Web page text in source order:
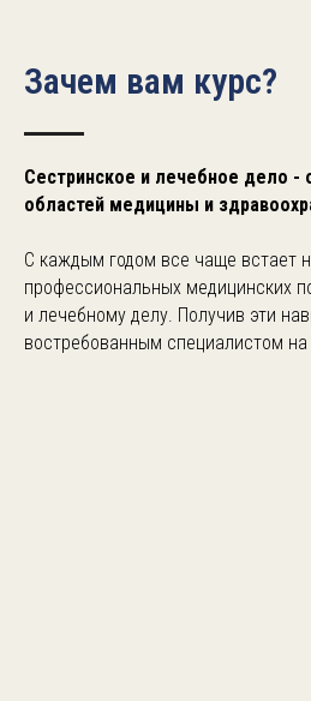
Зачем вам курс?
Сестринское и лечебное дело -
областей медицины и
С каждым годом все чаще встает
профессиональных медицинских
и лечебному делу. Получив эти
востребованным специалистом на